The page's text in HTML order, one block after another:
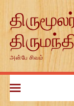
content
அன்பே சிவம்